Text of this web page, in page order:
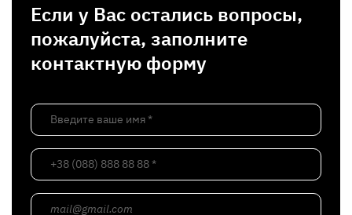
Если у Вас остались вопросы,
пожалуйста, заполните
контактную форму
Введите ваше имя *
+38 (088) 888 88 88 *
mail@gmail.com